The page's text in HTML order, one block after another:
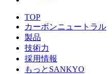
TOP
カーボンニュートラル
製品
技術力
採用情報
もっとSANKYO